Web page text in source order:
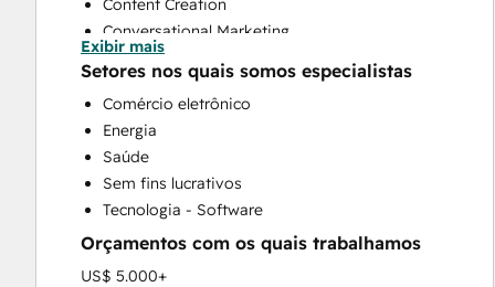
Content Creation
Conversational Marketing
CRM Implementation
CRM Migration
Custom API Integrations
Customer Marketing
Email Marketing
Full Inbound Marketing Services
Help Desk Implementation
HubSpot Onboarding
Knowledge Base Development
Exibir mais
Setores nos quais somos especialistas
Comércio eletrônico
Energia
Saúde
Sem fins lucrativos
Tecnologia - Software
Orçamentos com os quais trabalhamos
US$ 5.000+